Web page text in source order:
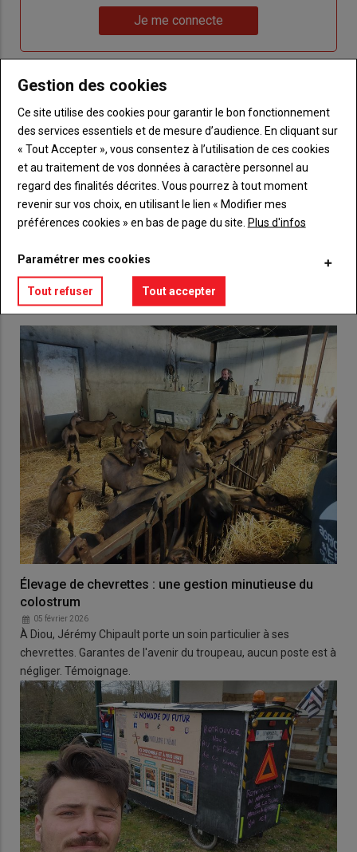
de
me
Je me connecte
Sous-
titre
Vous n'êtes pas abonné(e)
TITRE CRÉEZ UN COMPTE
BodyChoisissez votre formule et créez votre
compte pour accéder à tout {nom-site}.
Lien Créez un compte
VOUS AIMEREZ AUSSI
Élevage de chevrettes : une gestion minutieuse du
colostrum
05 février 2026
À Diou, Jérémy Chipault porte un soin particulier à ses
chevrettes. Garantes de l'avenir du troupeau, aucun poste est à
négliger. Témoignage.
Gestion des cookies
Ce site utilise des cookies pour garantir le bon fonctionnement
des services essentiels et de mesure d’audience. En cliquant sur
« Tout Accepter », vous consentez à l’utilisation de ces cookies
et au traitement de vos données à caractère personnel au
regard des finalités décrites. Vous pourrez à tout moment
revenir sur vos choix, en utilisant le lien « Modifier mes
préférences cookies » en bas de page du site. Plus d'infos
Paramétrer mes cookies
Tout refuser Tout accepter